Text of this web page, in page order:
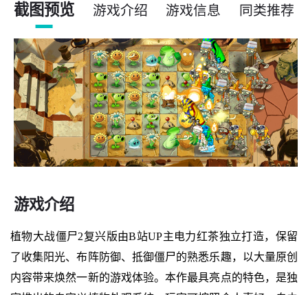
截图预览 游戏介绍 游戏信息 同类推荐
游戏介绍
植物大战僵尸2复兴版由B站UP主电力红茶独立打造，保留
了收集阳光、布阵防御、抵御僵尸的熟悉乐趣，以大量原创
内容带来焕然一新的游戏体验。本作最具亮点的特色，是独